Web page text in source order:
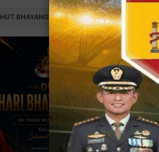
HUT BHAYANGKARA 80 THN